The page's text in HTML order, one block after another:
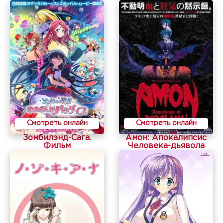
Смотреть онлайн
Зомбилэнд-Сага.
Фильм
Смотреть онлайн
Амон: Апокалипсис
Человека-дьявола